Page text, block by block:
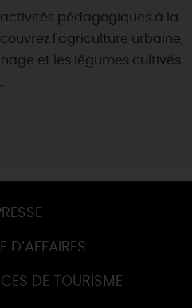
activités pédagogiques à la
l'agriculture urbaine,
et les légumes cultivés
D’AFFAIRES
DE TOURISME